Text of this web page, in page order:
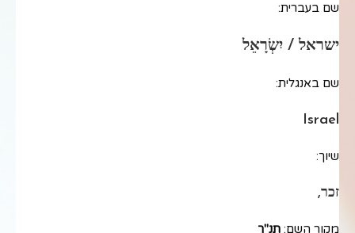
שם בעברית:
ישראל / יִשְׂרָאֵל
שם באנגלית:
Israel
שיוך:
זכר,
מקור השם: תנ"ך